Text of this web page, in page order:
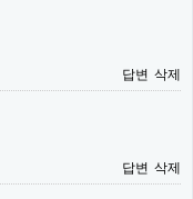
답변 삭제
답변 삭제